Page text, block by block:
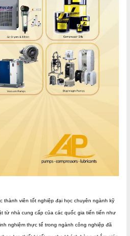
thành viên tốt nghiệp đại học chuyên ngành kỹ
từ nhà cung cấp của các quốc gia tiến tiến như
nghiệm thực tế trong ngành công nghiệp đã